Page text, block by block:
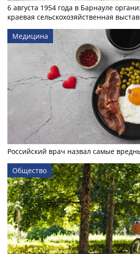
6 августа 1954 года в Барнауле
краевая сельскохозяйственная
Медицина
Российский врач назвал самые
Общество